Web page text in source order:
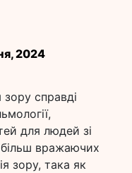
2024
зору справді
для людей зі
вражаючих
зору, така як